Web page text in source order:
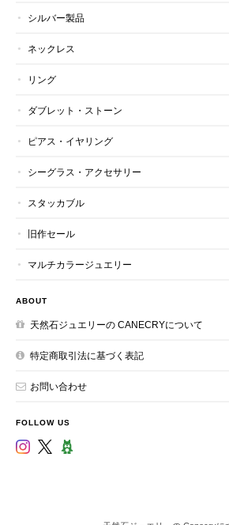
シルバー製品
ネックレス
リング
ダブレット・ストーン
ピアス・イヤリング
シーグラス・アクセサリー
スタッカブル
旧作セール
マルチカラージュエリー
ABOUT
天然石ジュエリーの CANECRYについて
特定商取引法に基づく表記
お問い合わせ
FOLLOW US